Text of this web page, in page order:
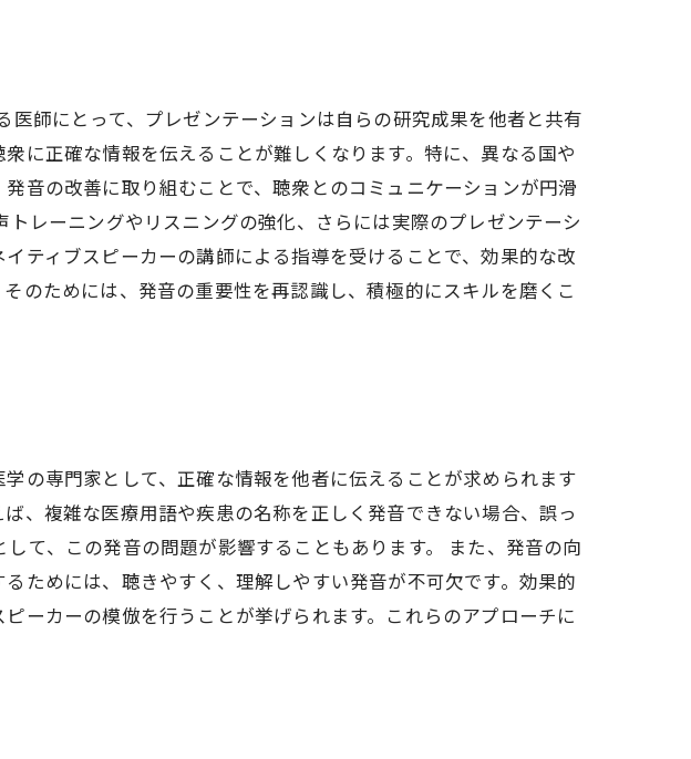
めの発音力の重要性
師にとって、プレゼンテーションは自らの研究成果を他者と共有
に正確な情報を伝えることが難しくなります。特に、異なる国や
音の改善に取り組むことで、聴衆とのコミュニケーションが円滑
レーニングやリスニングの強化、さらには実際のプレゼンテーシ
ティブスピーカーの講師による指導を受けることで、効果的な改
のためには、発音の重要性を再認識し、積極的にスキルを磨くこ
の専門家として、正確な情報を他者に伝えることが求められます
、複雑な医療用語や疾患の名称を正しく発音できない場合、誤っ
て、この発音の問題が影響することもあります。 また、発音の向
ためには、聴きやすく、理解しやすい発音が不可欠です。効果的
ーカーの模倣を行うことが挙げられます。これらのアプローチに